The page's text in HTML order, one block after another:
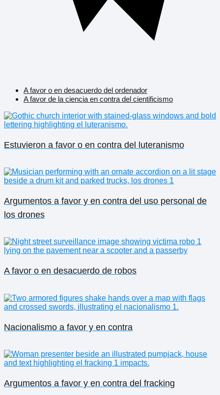
A favor o en desacuerdo del ordenador
A favor de la ciencia en contra del cientificismo
Estuvieron a favor o en contra del luteranismo
Argumentos a favor y en contra del uso personal de
los drones
A favor o en desacuerdo de robos
Nacionalismo a favor y en contra
Argumentos a favor y en contra del fracking